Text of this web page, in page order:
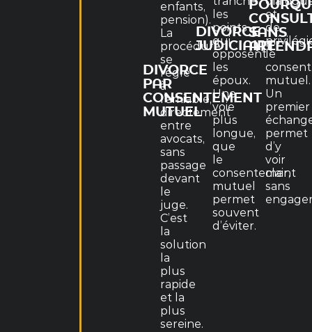
DIVORCE
PAR
CONSENTEMENT
MUTUEL
enfants,
pension).
La
procédure
se
règle
à
l’amiable,
directement
entre
avocats,
sans
passage
devant
le
juge.
C’est
la
solution
la
plus
rapide
et la
plus
sereine.
DIVORCE
JUDICIAIRE
les
points
qui
opposent
les
époux.
Une
voie
plus
longue,
que
le
consentement
mutuel
permet
souvent
d’éviter.
SANS
et
de
le
mutuel.
Un
premier
permet
d’y
voir
clair,
sans